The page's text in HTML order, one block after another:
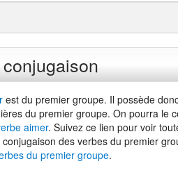
est du premier groupe. Il possède
du premier groupe. On pourra le
aimer. Suivez ce lien pour voir
des verbes du premier
du premier groupe.